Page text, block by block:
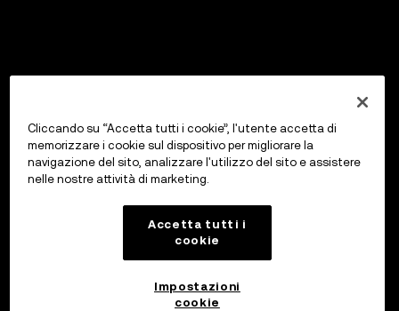
Cliccando su “Accetta tutti i cookie”, l'utente accetta di
memorizzare i cookie sul dispositivo per migliorare la
navigazione del sito, analizzare l'utilizzo del sito e assistere
nelle nostre attività di marketing.
Accetta tutti i
cookie
Impostazioni
cookie